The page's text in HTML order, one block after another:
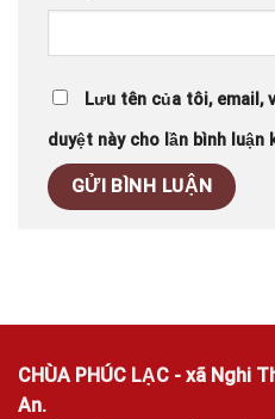
Lưu tên của tôi, email,
duyệt này cho lần bình luận
CHÙA PHÚC LẠC - xã Nghi
An.